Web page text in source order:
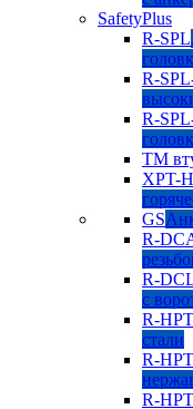
SafetyPlus
R-SPL
R-
R-
TM
XPT-
GS
R-
R-
с
R-
стали
R-
R-